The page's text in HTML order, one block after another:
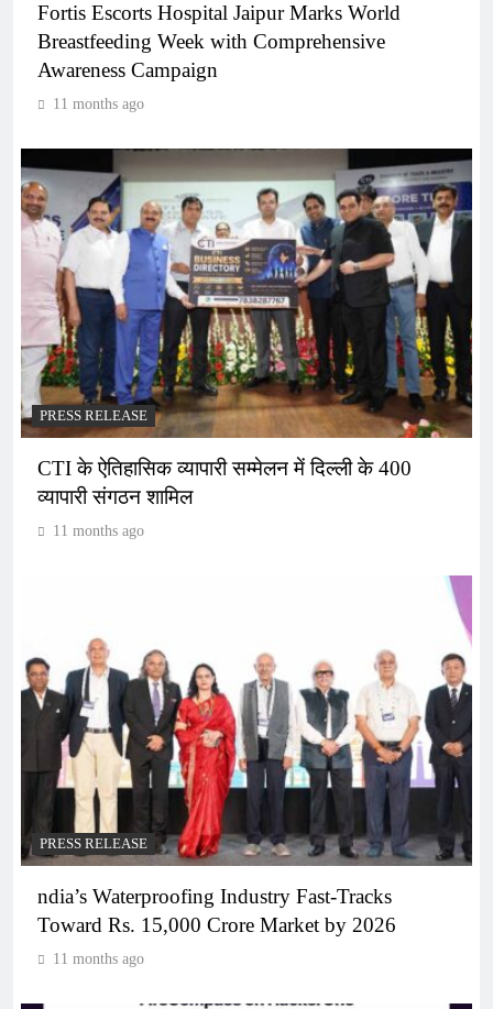
Fortis Escorts Hospital Jaipur Marks World
Breastfeeding Week with Comprehensive
Awareness Campaign
11 months ago
PRESS RELEASE
CTI के ऐतिहासिक व्यापारी सम्मेलन में दिल्ली के 400
व्यापारी संगठन शामिल
11 months ago
PRESS RELEASE
ndia’s Waterproofing Industry Fast-Tracks
Toward Rs. 15,000 Crore Market by 2026
11 months ago